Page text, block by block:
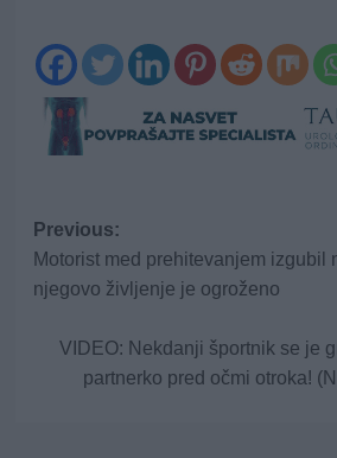
Post
navigation
Previous:
Motorist med prehitevanjem izgubil
njegovo življenje je ogroženo
VIDEO: Nekdanji športnik se je
partnerko pred očmi otroka!